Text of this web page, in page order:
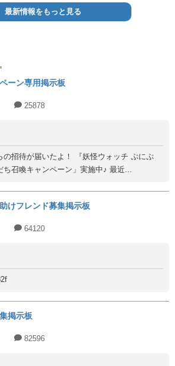
最新情報をもっと見る
ーン専用掲示板
25878
の招待が届いたよ！ 『妖怪ウォッチ ぷにぷ
ち召喚キャンペーン」実施中♪ 最近...
けフレンド募集掲示板
64120
掲示板
82596